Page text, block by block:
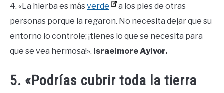
4. «La hierba es másverde
a los pies de otras
personas porque la regaron. No necesita dejar que su
entorno lo controle; ¡tienes lo que se necesita para
que se vea hermosa!». Israelmore Ayivor.
5. «Podrías cubrir toda la tierra